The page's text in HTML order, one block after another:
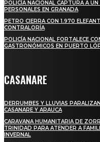
POLICÍA NACIONAL CAPTURA A
PERSONALES EN GRANADA
PETRO CIERRA CON 1.970
CONTRALORÍA
POLICÍA NACIONAL FORTALECE
GASTRONÓMICOS EN PUERTO
CASANARE
DERRUMBES Y LLUVIAS
CASANARE Y ARAUCA
CARAVANA HUMANITARIA DE
TRINIDAD PARA ATENDER A
INVERNAL